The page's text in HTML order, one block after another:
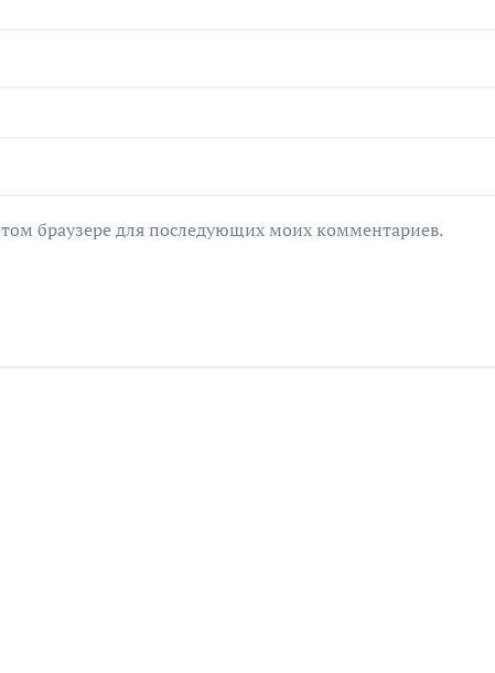
браузере для последующих моих комментариев.